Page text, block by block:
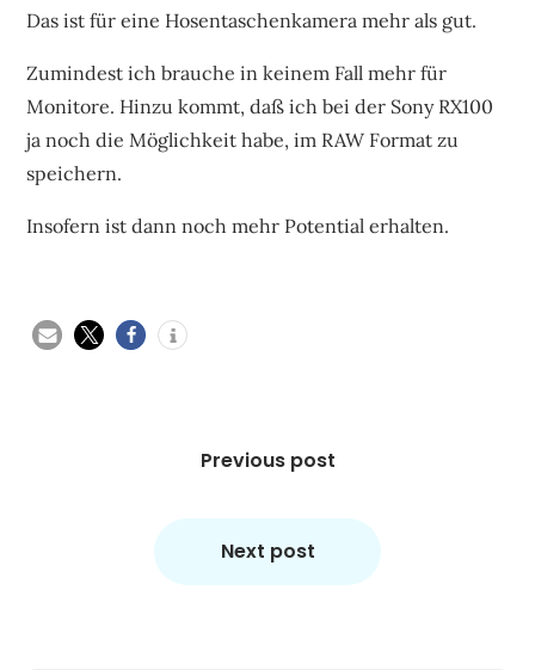
Das ist für eine Hosentaschenkamera mehr als gut.
Zumindest ich brauche in keinem Fall mehr für
Monitore. Hinzu kommt, daß ich bei der Sony RX100
ja noch die Möglichkeit habe, im RAW Format zu
speichern.
Insofern ist dann noch mehr Potential erhalten.
Previous post
Next post